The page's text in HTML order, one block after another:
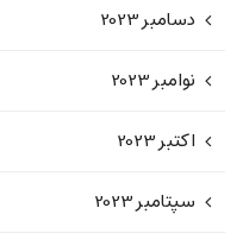
دسامبر 2023
نوامبر 2023
اکتبر 2023
سپتامبر 2023